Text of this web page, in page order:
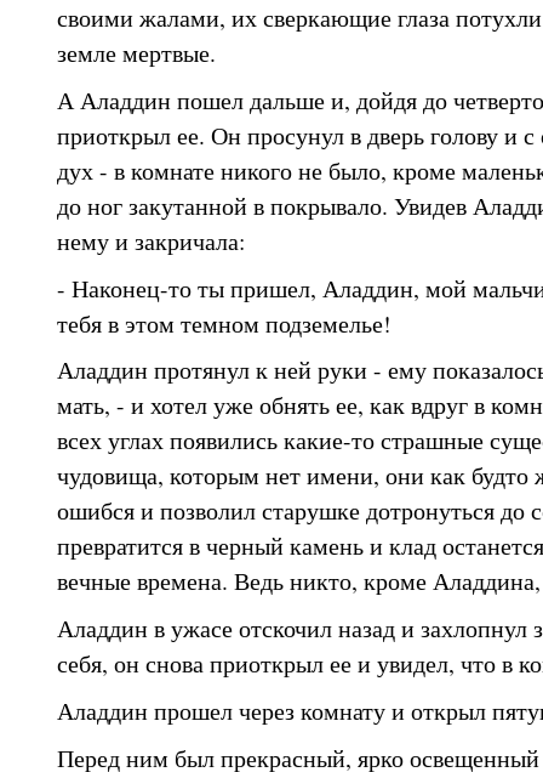
своими жалами, их сверкающие глаза
земле мертвые.
А Аладдин пошел дальше и, дойдя до
приоткрыл ее. Он просунул в дверь голову и с
дух - в комнате никого не было, кроме
до ног закутанной в покрывало. Увидев
нему и закричала:
- Наконец-то ты пришел, Аладдин, мой
тебя в этом темном подземелье!
Аладдин протянул к ней руки - ему
мать, - и хотел уже обнять ее, как вдруг в
всех углах появились какие-то страшные
чудовища, которым нет имени, они как
ошибся и позволил старушке дотронуться до
превратится в черный камень и клад
вечные времена. Ведь никто, кроме
Аладдин в ужасе отскочил назад и захлопнул
себя, он снова приоткрыл ее и увидел, что в
Аладдин прошел через комнату и открыл
Перед ним был прекрасный, ярко освещенный